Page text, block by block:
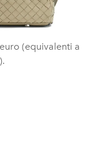
(equivalenti a